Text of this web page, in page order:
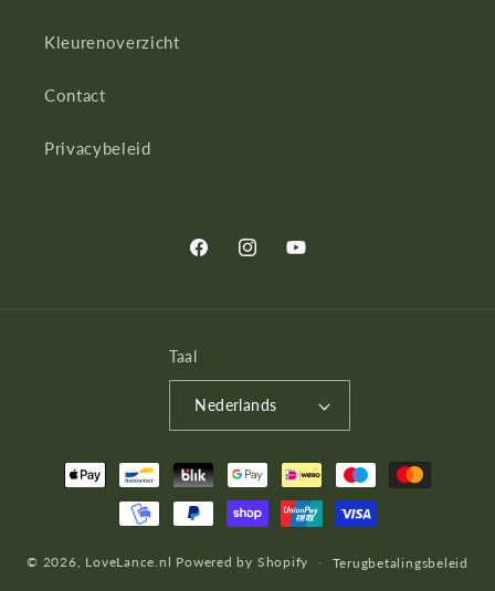
Kleurenoverzicht
Contact
Privacybeleid
FacebookInstagramYouTube
Taal
Nederlands
Betaalmethoden
© 2026, LoveLance.nl Powered by Shopify Terugbetalingsbeleid